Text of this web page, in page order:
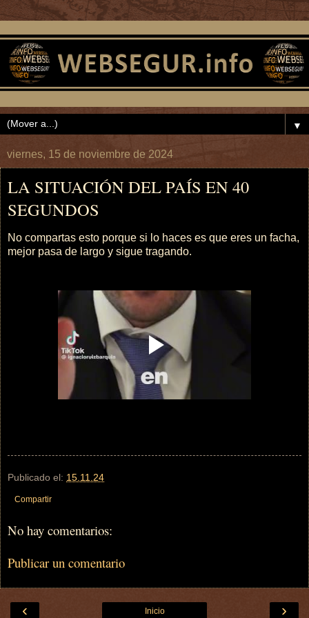
▼
viernes, 15 de noviembre de 2024
LA SITUACIÓN DEL PAÍS EN 40
SEGUNDOS
No compartas esto porque si lo haces es que eres un facha,
mejor pasa de largo y sigue tragando.
Publicado el: 15.11.24
Compartir
No hay comentarios:
Publicar un comentario
‹ ›
Inicio